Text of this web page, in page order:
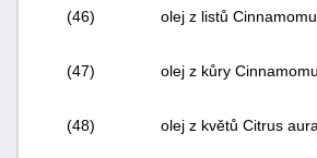
(46) olej z listů
(47) olej z kůry
(48) olej z květů Citrus